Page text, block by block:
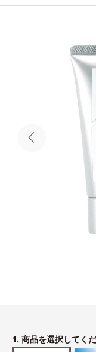
1. 商品を選択してくだ